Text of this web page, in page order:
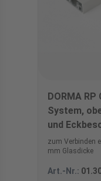
DORMA
System,
und
zum Verbinden
mm Glasdicke
Art.-Nr.: